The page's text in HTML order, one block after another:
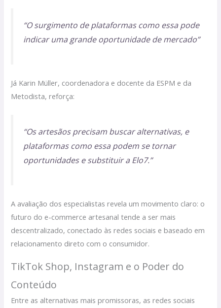
“O surgimento de plataformas como essa pode
indicar uma grande oportunidade de mercado”
Já Karin Müller, coordenadora e docente da ESPM e da
Metodista, reforça:
“Os artesãos precisam buscar alternativas, e
plataformas como essa podem se tornar
oportunidades e substituir a Elo7.”
A avaliação dos especialistas revela um movimento claro: o
futuro do e-commerce artesanal tende a ser mais
descentralizado, conectado às redes sociais e baseado em
relacionamento direto com o consumidor.
TikTok Shop, Instagram e o Poder do
Conteúdo
Entre as alternativas mais promissoras, as redes sociais